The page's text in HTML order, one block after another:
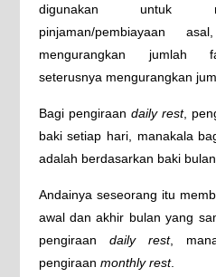
digunakan untuk
pinjaman/pembiayaan
mengurangkan jumlah
seterusnya mengurangkan
Bagi pengiraan daily rest,
baki setiap hari, manakala
adalah berdasarkan baki
Andainya seseorang itu
awal dan akhir bulan yang
pengiraan daily rest,
pengiraan monthly rest.